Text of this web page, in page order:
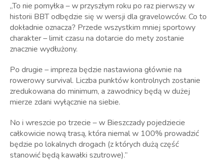
„To nie pomyłka – w przyszłym roku po raz pierwszy w
historii BBT odbędzie się w wersji dla gravelowców. Co to
dokładnie oznacza? Przede wszystkim mniej sportowy
charakter – limit czasu na dotarcie do mety zostanie
znacznie wydłużony.
Po drugie – impreza będzie nastawiona głównie na
rowerowy survival. Liczba punktów kontrolnych zostanie
zredukowana do minimum, a zawodnicy będą w dużej
mierze zdani wyłącznie na siebie.
No i wreszcie po trzecie – w Bieszczady pojedziecie
całkowicie nową trasą, która niemal w 100% prowadzić
będzie po lokalnych drogach (z których dużą część
stanowić będą kawałki szutrowe).”